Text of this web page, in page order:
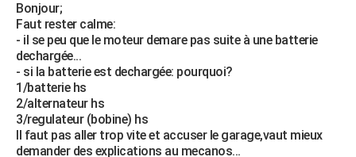
Bonjour;
Faut rester calme:
- il se peu que le moteur demare pas suite à une batterie
dechargée...
- si la batterie est dechargée: pourquoi?
1/batterie hs
2/alternateur hs
3/regulateur (bobine) hs
Il faut pas aller trop vite et accuser le garage,vaut mieux
demander des explications au mecanos...